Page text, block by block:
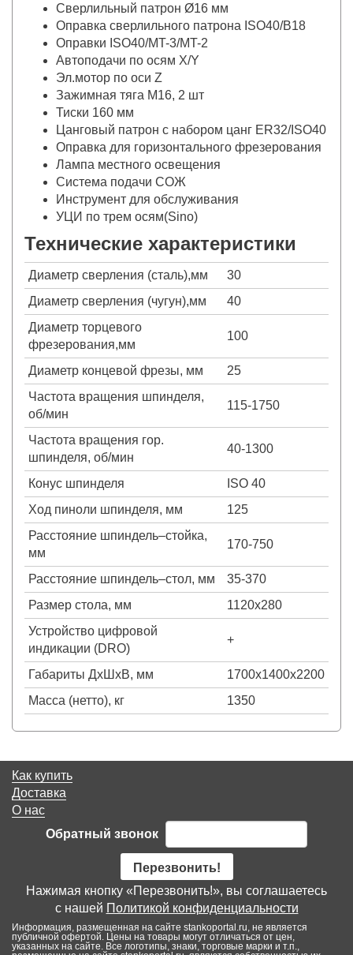
Сверлильный патрон Ø16 мм
Оправка сверлильного патрона ISO40/B18
Оправки ISO40/MT-3/MT-2
Автоподачи по осям X/Y
Эл.мотор по оси Z
Зажимная тяга М16, 2 шт
Тиски 160 мм
Цанговый патрон с набором цанг ER32/ISO40
Оправка для горизонтального фрезерования
Лампа местного освещения
Система подачи СОЖ
Инструмент для обслуживания
УЦИ по трем осям(Sino)
Технические характеристики
Диаметр сверления (сталь),мм
30
Диаметр сверления (чугун),мм
40
Диаметр торцевого
фрезерования,мм
100
Диаметр концевой фрезы, мм
25
Частота вращения шпинделя,
об/мин
115-1750
Частота вращения гор.
шпинделя, об/мин
40-1300
Конус шпинделя
ISO 40
Ход пиноли шпинделя, мм
125
Расстояние шпиндель–стойка,
мм
170-750
Расстояние шпиндель–стол, мм
35-370
Размер стола, мм
1120х280
Устройство цифровой
индикации (DRO)
+
Габариты ДхШхВ, мм
1700х1400х2200
Масса (нетто), кг
1350
Как купить
Доставка
О нас
Обратный звонок
Перезвонить!
Нажимая кнопку «Перезвонить!», вы соглашаетесь
с нашей Политикой конфиденциальности
Информация, размещенная на сайте stankoportal.ru, не является
публичной офертой. Цены на товары могут отличаться от цен,
указанных на сайте. Все логотипы, знаки, торговые марки и т.п.,